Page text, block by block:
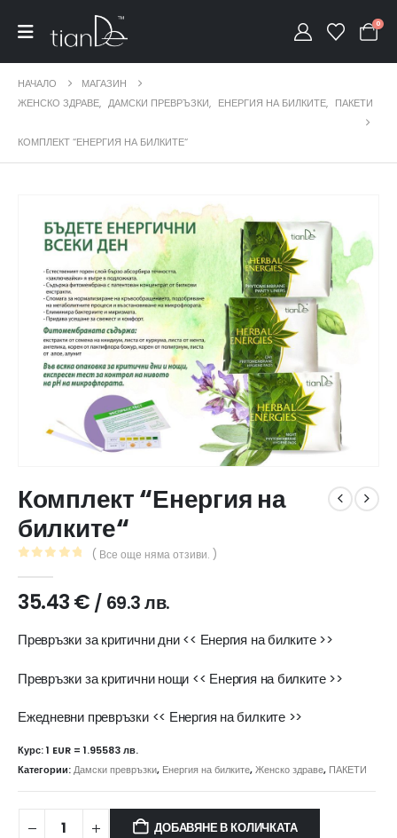
0
НАЧАЛО
МАГАЗИН
ЖЕНСКО ЗДРАВЕ, ДАМСКИ ПРЕВРЪЗКИ, ЕНЕРГИЯ НА БИЛКИТЕ, ПАКЕТИ
КОМПЛЕКТ “ЕНЕРГИЯ НА БИЛКИТЕ“
Комплект “Енергия на
билките“
( Все още няма отзиви. )
35.43€ / 69.3 лв.
Превръзки за критични дни << Енергия на билките >>
Превръзки за критични нощи << Енергия на билките >>
Ежедневни превръзки << Енергия на билките >>
Курс: 1 EUR = 1.95583 лв.
Категории:Дамски превръзки, Енергия на билките,Женско здраве, ПАКЕТИ
ДОБАВЯНЕ В КОЛИЧКАТА